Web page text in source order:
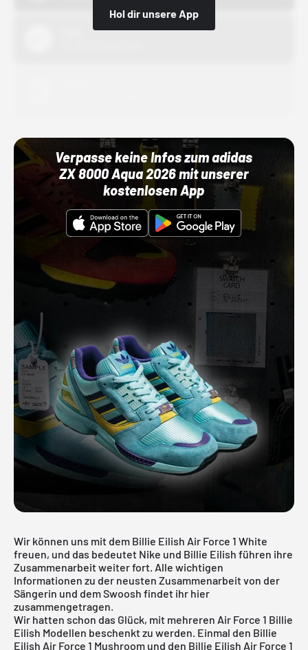
Hol dir unsere App
Verpasse keine Infos zum adidas
ZX 8000 Aqua 2026 mit unserer
kostenlosen App
Wir können uns mit dem Billie Eilish Air Force 1 White
freuen, und das bedeutet Nike und Billie Eilish führen ihre
Zusammenarbeit weiter fort. Alle wichtigen
Informationen zu der neusten Zusammenarbeit von der
Sängerin und dem Swoosh findet ihr hier
zusammengetragen.
Wir hatten schon das Glück, mit mehreren Air Force 1 Billie
Eilish Modellen beschenkt zu werden. Einmal den Billie
Eilish Air Force 1 Mushroom und den Billie Eilish Air Force 1